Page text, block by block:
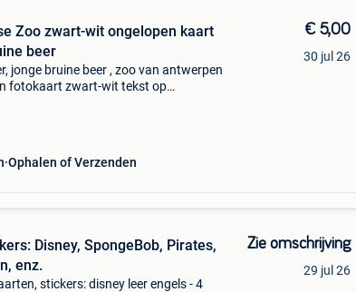
Zoo zwart-wit ongelopen kaart
beer
jonge bruine beer , zoo van antwerpen
fotokaart zwart-wit tekst op
Ophalen of Verzenden
€ 5,00
30 jul 26
Disney, SpongeBob, Pirates,
enz.
stickers: disney leer engels - 4
Zie omschrijving
29 jul 26